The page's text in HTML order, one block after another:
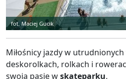
fot. Maciej Gucik
Miłośnicy jazdy w
deskorolkach, rolkach i
swoją pasję wskateparku.